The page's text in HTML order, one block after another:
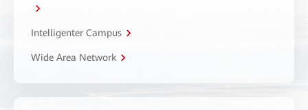
Intelligenter Campus
Wide Area Network